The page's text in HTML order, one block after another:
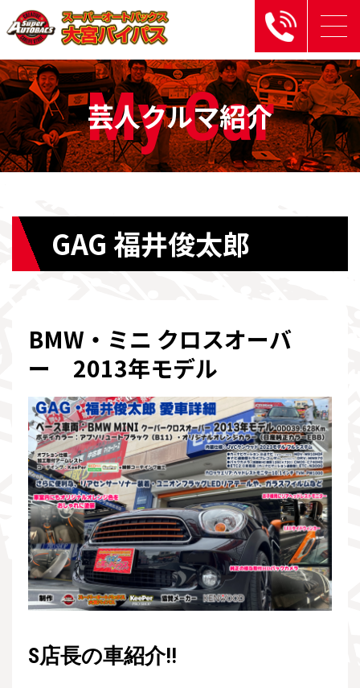
My Car
芸人クルマ紹介
GAG 福井俊太郎
BMW・ミニ クロスオーバ
ー 2013年モデル
S店長の車紹介!!